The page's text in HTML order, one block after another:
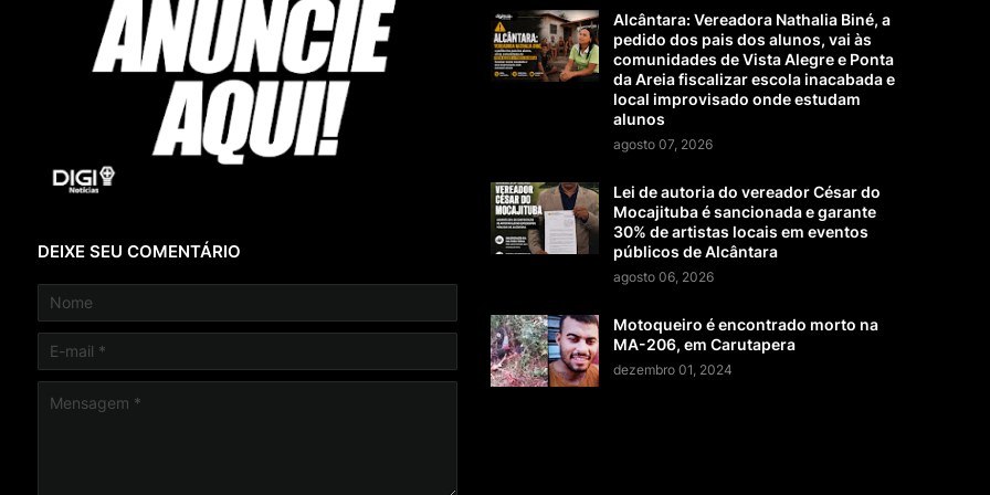
DEIXE SEU COMENTÁRIO
Alcântara: Vereadora Nathalia Biné, a
pedido dos pais dos alunos, vai às
comunidades de Vista Alegre e Ponta
da Areia fiscalizar escola inacabada e
local improvisado onde estudam
alunos
agosto 07, 2026
Lei de autoria do vereador César do
Mocajituba é sancionada e garante
30% de artistas locais em eventos
públicos de Alcântara
agosto 06, 2026
Motoqueiro é encontrado morto na
MA-206, em Carutapera
dezembro 01, 2024